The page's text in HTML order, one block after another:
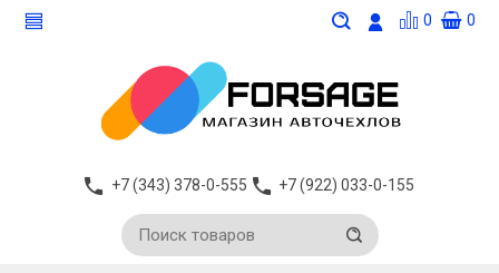
0 0
+7 (343) 378-0-555 +7 (922) 033-0-155